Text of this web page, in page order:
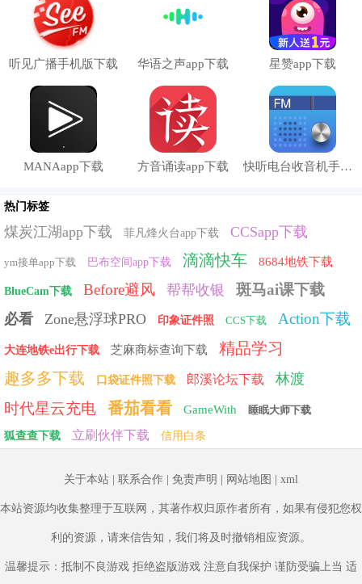
6、添加桌面控件，支持桌面时钟
7、简洁的操作界面，用户使用起来会非常的便利；
8、智能语音闹钟：随心添加语音闹铃，个性更好用。
9、准时的闹钟提醒，让您可以及时的完成任务；
听见广播手机版下载 华语之声app下载 星赞app下载
MANAapp下载 方音诵读app下载 快听电台收音机手机版下载
热门标签
煤炭江湖app下载 菲凡烽火台app下载 CCSapp下载
ym接单app下载 巴布空间app下载 滴滴快车 8684地铁下载
BlueCam下载 Before避风 帮帮收银 斑马ai课下载
必看 Zone悬浮球PRO 印象证件照 CCS下载 Action下载
大连地铁e出行下载 芝麻商标查询下载
精品学习
趣多多下载
口袋证件照下载 郎溪论坛下载 林渡
时代星云充电 番茄看看 GameWith 睡眠大师下载
狐查查下载 立刷伙伴下载 信用白条
关于本站 联系合作 免责声明 网站地图 xml
本站资源均收集整理于互联网，其著作权归原作者所有，如果有侵犯您权
利的资源，请来信告知，我们将及时撤销相应资源。
温馨提示：抵制不良游戏 拒绝盗版游戏 注意自我保护 谨防受骗上当 适